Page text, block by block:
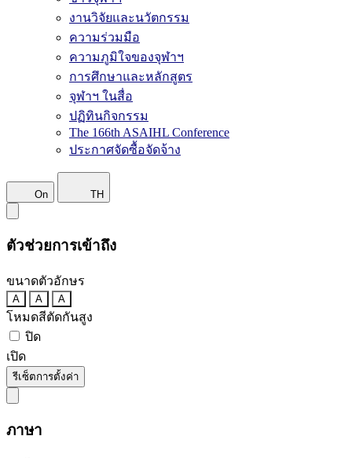
งานวิจัยและนวัตกรรม
ความร่วมมือ
ความภูมิใจของจุฬาฯ
การศึกษาและหลักสูตร
จุฬาฯ ในสื่อ
ปฏิทินกิจกรรม
The 166th ASAIHL Conference
ประกาศจัดซื้อจัดจ้าง
On TH
ตัวช่วยการเข้าถึง
ขนาดตัวอักษร
A A A
โหมดสีตัดกันสูง
ปิด
เปิด
รีเซ็ตการตั้งค่า
ภาษา